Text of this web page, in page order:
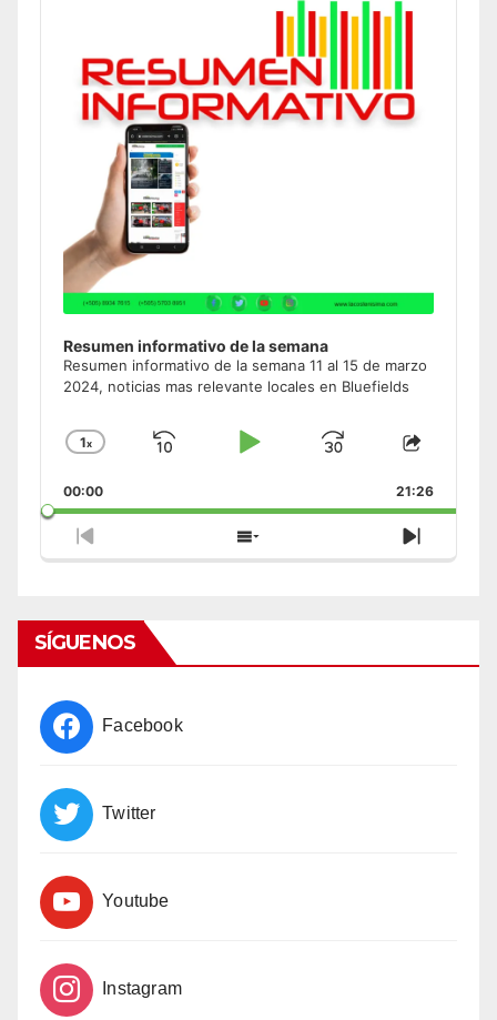
Resumen informativo de la semana
Resumen informativo de la semana 11 al 15 de marzo
2024, noticias mas relevante locales en Bluefields
Change
Rate
1x
Skip
Play
Jump
Forward
Share
Episode
00:00 21:26
Previous
Episode
Show
Episodes
Next
Episode
SÍGUENOS
Facebook
Twitter
Youtube
Instagram